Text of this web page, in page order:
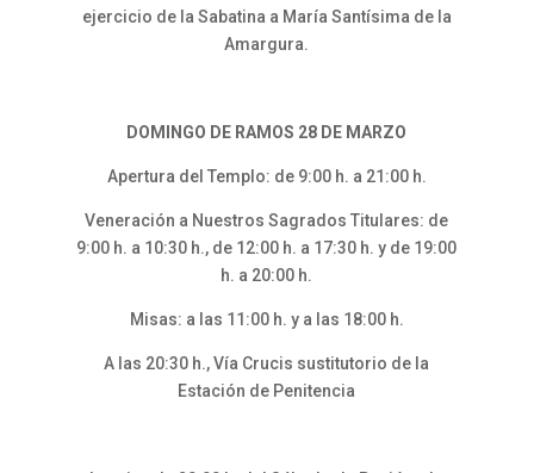
ejercicio de la Sabatina a María Santísima de la
Amargura.
DOMINGO DE RAMOS 28 DE MARZO
Apertura del Templo: de 9:00 h. a 21:00 h.
Veneración a Nuestros Sagrados Titulares: de
9:00 h. a 10:30 h., de 12:00 h. a 17:30 h. y de 19:00
h. a 20:00 h.
Misas: a las 11:00 h. y a las 18:00 h.
A las 20:30 h., Vía Crucis sustitutorio de la
Estación de Penitencia